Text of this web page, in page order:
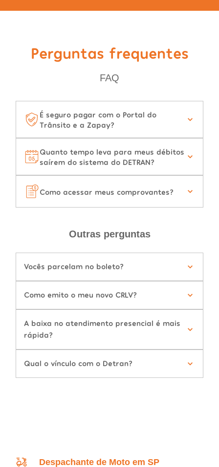
Perguntas frequentes
FAQ
É seguro pagar com o Portal do
Trânsito e a Zapay?
Quanto tempo leva para meus débitos
saírem do sistema do DETRAN?
Como acessar meus comprovantes?
Outras perguntas
Vocês parcelam no boleto?
Como emito o meu novo CRLV?
A baixa no atendimento presencial é mais
rápida?
Qual o vínculo com o Detran?
Despachante de Moto em SP